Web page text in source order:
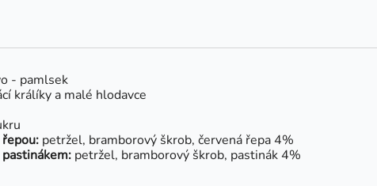
- pamlsek
králíky a malé hlodavce
petržel, bramborový škrob, červená řepa 4%
petržel, bramborový škrob, pastinák 4%